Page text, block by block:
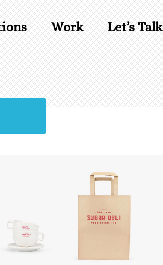
Work Let’s Talk